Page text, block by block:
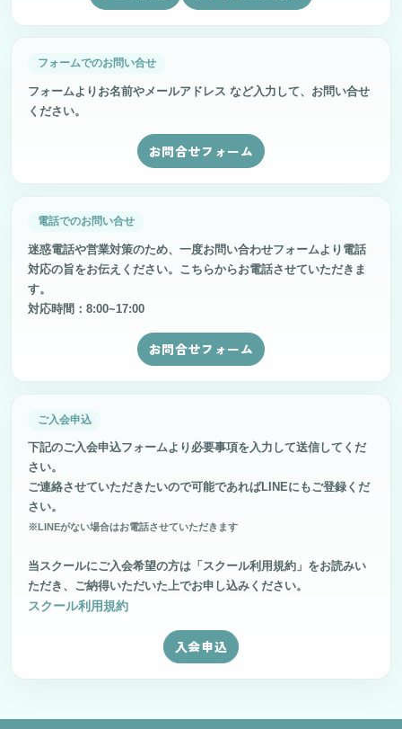
フォームでのお問い合せ
フォームよりお名前やメールアドレス など入力して、お問い合せ
ください。
お問合せフォーム
電話でのお問い合せ
迷惑電話や営業対策のため、一度お問い合わせフォームより電話
対応の旨をお伝えください。こちらからお電話させていただきま
す。
対応時間：8:00~17:00
お問合せフォーム
ご入会申込
下記のご入会申込フォームより必要事項を入力して送信してくだ
さい。
ご連絡させていただきたいので可能であればLINEにもご登録くだ
さい。
※LINEがない場合はお電話させていただきます
当スクールにご入会希望の方は「スクール利用規約」をお読みい
ただき、ご納得いただいた上でお申し込みください。
スクール利用規約
入会申込